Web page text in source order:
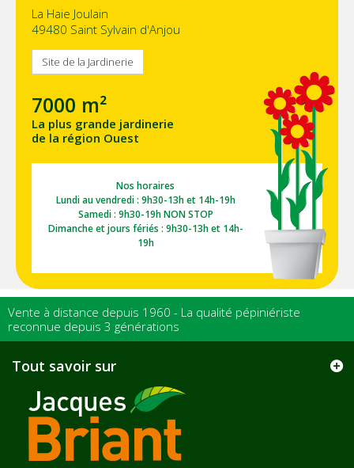
La Haie Joulain
49480 Saint Sylvain d'Anjou
Site de la Jardinerie
7000 m²
La plus grande jardinerie
de la région Ouest
Nos horaires
Lundi au vendredi : 9h30-13h et 14h-19h
Samedi : 9h30-19h NON STOP
Dimanche et jours fériés : 9h30-13h et 14h-
19h
Vente à distance depuis 1960 - La qualité pépiniériste
reconnue depuis 3 générations
Tout savoir sur